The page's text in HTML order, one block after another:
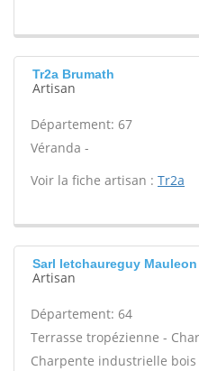
Tr2a Brumath
Artisan
Département: 67
Véranda -
Voir la fiche artisan : Tr2a
Sarl letchaureguy Mauleon
Artisan
Département: 64
Terrasse tropézienne -
Charpente industrielle